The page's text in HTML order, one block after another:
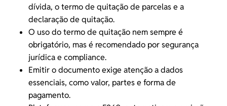
dívida, o termo de quitação de parcelas e a
declaração de quitação.
O uso do termo de quitação nem sempre é
obrigatório, mas é recomendado por segurança
jurídica e compliance.
Emitir o documento exige atenção a dados
essenciais, como valor, partes e forma de
pagamento.